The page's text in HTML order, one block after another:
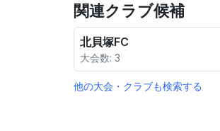
関連クラブ候補
北貝塚FC
大会数: 3
他の大会・クラブも検索する